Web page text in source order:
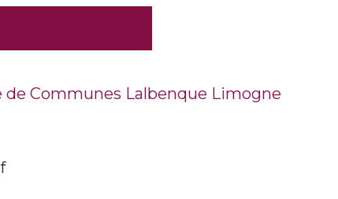
Communes Lalbenque Limogne